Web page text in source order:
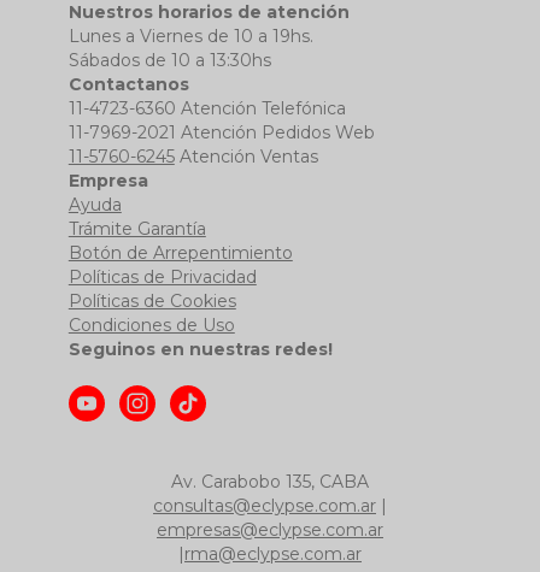
Nuestros horarios de atención
Lunes a Viernes de 10 a 19hs.
Sábados de 10 a 13:30hs
Contactanos
11-4723-6360 Atención Telefónica
11-7969-2021 Atención Pedidos Web
11-5760-6245Atención Ventas
Empresa
Ayuda
Trámite Garantía
Botón de Arrepentimiento
Políticas de Privacidad
Políticas de Cookies
Condiciones de Uso
Seguinos en nuestras redes!
Av. Carabobo 135, CABA
consultas@eclypse.com.ar
empresas@eclypse.com.ar
rma@eclypse.com.ar